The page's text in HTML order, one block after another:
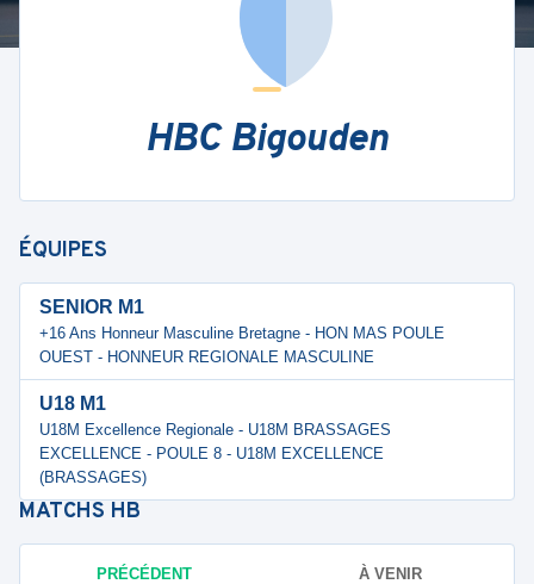
HBC Bigouden
ÉQUIPES
SENIOR M1
+16 Ans Honneur Masculine Bretagne - HON MAS POULE
OUEST - HONNEUR REGIONALE MASCULINE
U18 M1
U18M Excellence Regionale - U18M BRASSAGES
EXCELLENCE - POULE 8 - U18M EXCELLENCE
(BRASSAGES)
MATCHS HB
PRÉCÉDENT À VENIR